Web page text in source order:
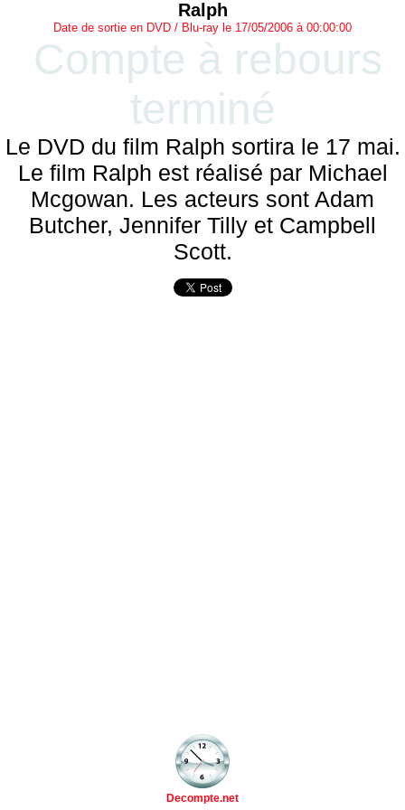
Ralph
Date de sortie en DVD / Blu-ray le 17/05/2006 à 00:00:00
Compte à rebours
terminé
Le DVD du film Ralph sortira le 17 mai.
Le film Ralph est réalisé par Michael
Mcgowan. Les acteurs sont Adam
Butcher, Jennifer Tilly et Campbell
Scott.
Decompte.net